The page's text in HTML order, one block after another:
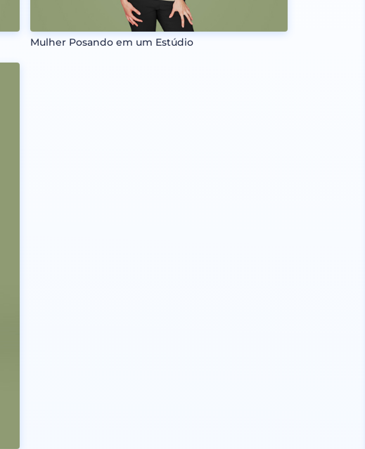
Mulher Posando em um Estúdio